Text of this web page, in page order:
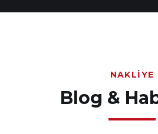
NAKLIYE
Blog &